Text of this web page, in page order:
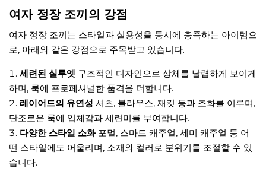
여자 정장 조끼의 강점
여자 정장 조끼는 스타일과 실용성을 동시에 충족하는 아이템으
로, 아래와 같은 강점으로 주목받고 있습니다.
세련된 실루엣 구조적인 디자인으로 상체를 날렵하게 보이게
하며, 룩에 프로페셔널한 품격을 더합니다.
레이어드의 유연성 셔츠, 블라우스, 재킷 등과 조화를 이루며,
단조로운 룩에 입체감과 세련미를 부여합니다.
다양한 스타일 소화 포멀, 스마트 캐주얼, 세미 캐주얼 등 어
떤 스타일에도 어울리며, 소재와 컬러로 분위기를 조절할 수 있
습니다.